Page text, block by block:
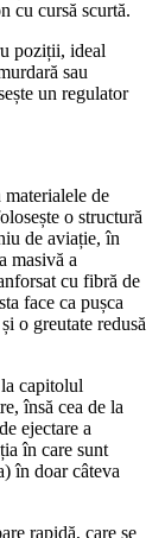
cu cursă scurtă.
poziții, ideal
sau
un regulator
de
o structură
de aviație, în
masivă a
cu fibră de
face ca pușca
o greutate redusă
capitolul
însă cea de la
ejectare a
în care sunt
în doar câteva
rapidă, care se